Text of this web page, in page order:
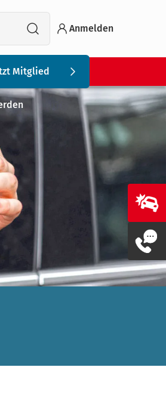
Anmelden
Mitglied